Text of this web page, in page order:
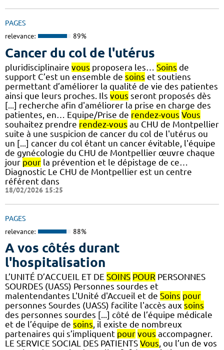
PAGES
relevance: 89%
Cancer du col de l'utérus
pluridisciplinaire vous proposera les… Soins de
support C’est un ensemble de soins et soutiens
permettant d’améliorer la qualité de vie des patientes
ainsi que leurs proches. Ils vous seront proposés dès
[...] recherche afin d'améliorer la prise en charge des
patientes, en… Equipe/Prise de rendez-vous Vous
souhaitez prendre rendez-vous au CHU de Montpellier
suite à une suspicion de cancer du col de l'utérus ou
un [...] cancer du col étant un cancer évitable, l'équipe
de gynécologie du CHU de Montpellier œuvre chaque
jour pour la prévention et le dépistage de ce…
Diagnostic Le CHU de Montpellier est un centre
référent dans
18/02/2026 15:25
PAGES
relevance: 88%
A vos côtés durant
l'hospitalisation
L’UNITÉ D’ACCUEIL ET DE SOINS POUR PERSONNES
SOURDES (UASS) Personnes sourdes et
malentendantes L'Unité d'Accueil et de Soins pour
personnes Sourdes (UASS) facilite l'accès aux soins
des personnes sourdes [...] côté de l’équipe médicale
et de l’équipe de soins, il existe de nombreux
partenaires qui s’impliquent pour vous accompagner.
LE SERVICE SOCIAL DES PATIENTS Vous, ou l’un de vos